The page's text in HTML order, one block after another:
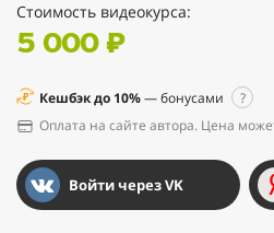
Стоимость видеокурса:
5 000 ₽
Кешбэк до 10%— бонусами
?
Оплата на сайте автора. Цена
Войти через VK